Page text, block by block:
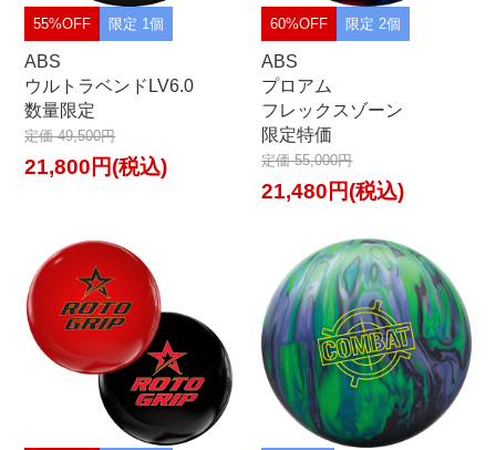
55%OFF 限定 1個
ABS
ウルトラベンドLV6.0
数量限定
定価 49,500円
21,800円(税込)
60%OFF 限定 2個
ABS
プロアム
フレックスゾーン
限定特価
定価 55,000円
21,480円(税込)